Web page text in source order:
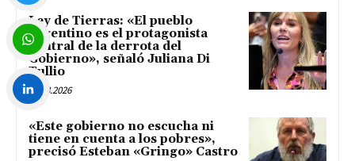
Ley de Tierras: «El pueblo
argentino es el protagonista
central de la derrota del
Gobierno», señaló Juliana Di
Tullio
06.08.2026
«Este gobierno no escucha ni
tiene en cuenta a los pobres»,
precisó Esteban «Gringo» Castro
Twitter
WhatsApp
LinkedIn